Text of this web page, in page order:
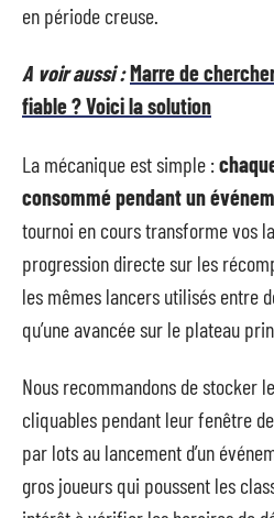
en période creuse.
A voir aussi :Marre de
fiable ? Voici la solution
La mécanique est simple :
consommé pendant un
tournoi en cours transforme vos
progression directe sur les
les mêmes lancers utilisés entre
qu’une avancée sur le plateau
Nous recommandons de stocker
cliquables pendant leur fenêtre
par lots au lancement d’un
gros joueurs qui poussent les